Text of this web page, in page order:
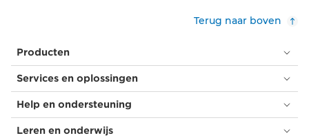
Terug naar boven
Producten
Services en oplossingen
Help en ondersteuning
Leren en onderwijs